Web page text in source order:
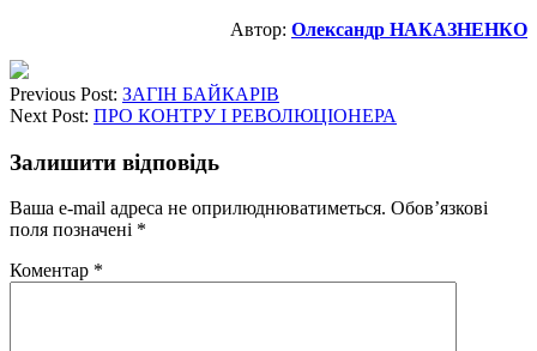
Автор: Олександр НАКАЗНЕНКО
Previous Post: ЗАГІН БАЙКАРІВ
Next Post: ПРО КОНТРУ І РЕВОЛЮЦІОНЕРА
Залишити відповідь
Ваша e-mail адреса не оприлюднюватиметься. Обов’язкові
поля позначені *
Коментар *